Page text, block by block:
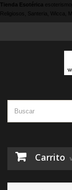
Tienda Esotérica
Religiosos, Santeria, Wicca,
Carrito